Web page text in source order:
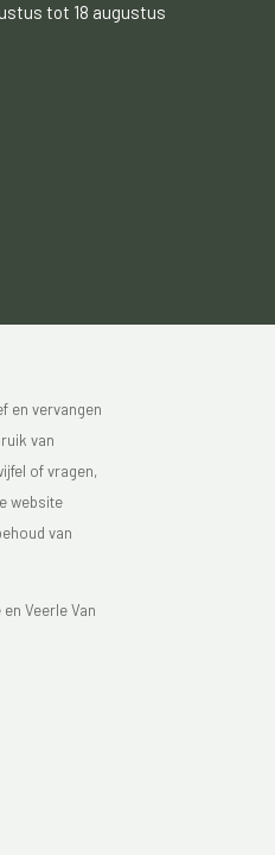
tot 18 augustus
en vervangen
van
of vragen,
website
van
en Veerle Van